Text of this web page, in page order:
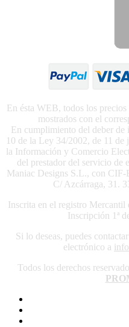
En ésta WEB, todos los
mostrados con el
En cumplimiento del deber
10 de la Ley 34/2002, de 11
la Información y Comercio
del prestador del servicio de
Maniac Designs S.L., con
C/ Azcárraga, 31.
Inscrita en el registro
Inscripción 1ª
Si lo deseas, puedes
electrónico a
Todos los derechos